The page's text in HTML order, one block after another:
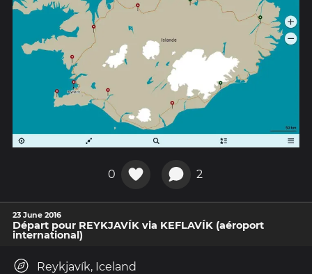
0 2
23 June 2016
Départ pour REYKJAVÍK via KEFLAVÍK (aéroport
international)
Reykjavík, Iceland